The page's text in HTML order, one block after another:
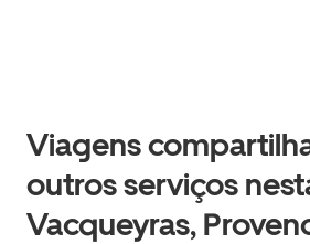
Viagens
outros serviços
Vacqueyras,